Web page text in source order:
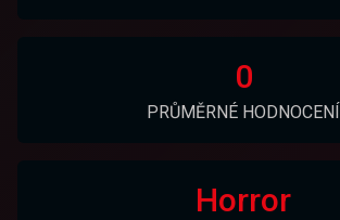
0
PRŮMĚRNÉ HODNOCENÍ
Horror